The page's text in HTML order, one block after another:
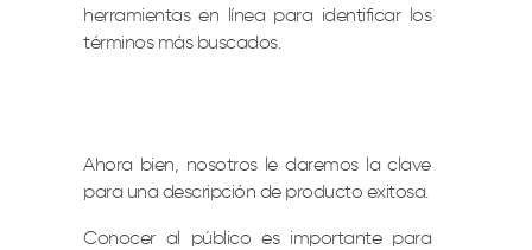
herramientas en línea para identificar los
términos más buscados.
Ahora bien, nosotros le daremos la clave
para una descripción de producto exitosa.
Conocer al público es importante para